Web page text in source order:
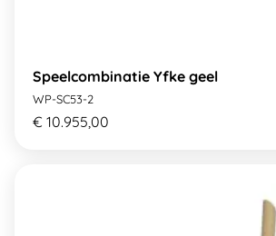
Speelcombinatie Yfke geel
WP-SC53-2
€ 10.955,00